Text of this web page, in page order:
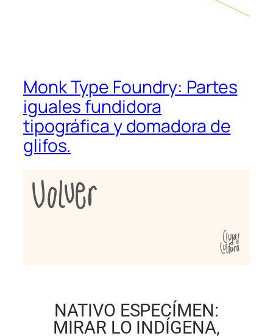
Monk Type Foundry: Partes
iguales fundidora
tipográfica y domadora de
glifos.
NATIVO ESPECÍMEN:
MIRAR LO INDÍGENA,